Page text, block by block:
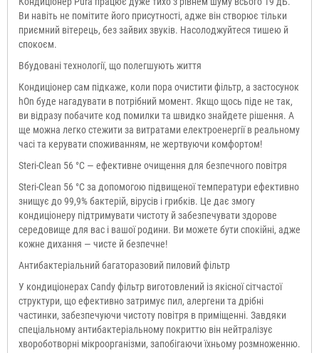
Ви навіть не помітите його присутності, адже він створює тільки
приємний вітерець, без зайвих звуків. Насолоджуйтеся тишею й
спокоєм.
Вбудовані технології, що полегшують життя
Кондиціонер сам підкаже, коли пора очистити фільтр, а застосунок
hOn буде нагадувати в потрібний момент. Якщо щось піде не так,
ви відразу побачите код помилки та швидко знайдете рішення. А
ще можна легко стежити за витратами електроенергії в реальному
часі та керувати споживанням, не жертвуючи комфортом!
Steri-Clean 56 °C — ефективне очищення для безпечного повітря
Steri-Clean 56 °C за допомогою підвищеної температури ефективно
знищує до 99,9% бактерій, вірусів і грибків. Це дає змогу
кондиціонеру підтримувати чистоту й забезпечувати здорове
середовище для вас і вашої родини. Ви можете бути спокійні, адже
кожне дихання — чисте й безпечне!
Антибактеріальний багаторазовий пиловий фільтр
У кондиціонерах Candy фільтр виготовлений із якісної сітчастої
структури, що ефективно затримує пил, алергени та дрібні
частинки, забезпечуючи чистоту повітря в приміщенні. Завдяки
спеціальному антибактеріальному покриттю він нейтралізує
хвороботворні мікроорганізми, запобігаючи їхньому розмноженню.